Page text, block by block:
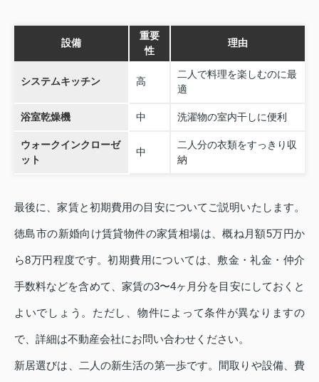
設備
重要
性
理由
システムキッチン 高
二人で料理を楽しむのに最
適
浴室乾燥機 中 洗濯物の室内干しに便利
ウォークインクローゼ
ット
中
二人分の衣類をすっきり収
納
最後に、家賃と初期費用の目安についてご説明いたします。
徳島市の新婚向け賃貸物件の家賃相場は、概ね月額5万円か
ら8万円程度です。初期費用については、敷金・礼金・仲介
手数料などを含めて、家賃の3〜4ヶ月分を目安にしておくと
よいでしょう。ただし、物件によって条件が異なりますの
で、詳細は不動産会社にお問い合わせください。
新居選びは、二人の新生活の第一歩です。間取りや設備、費